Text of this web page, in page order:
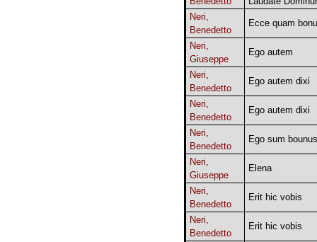
Neri,
Benedetto
Ecce quam
Neri,
Giuseppe
Ego autem
Neri,
Benedetto
Ego autem dixi
Neri,
Benedetto
Ego autem dixi
Neri,
Benedetto
Ego sum bounus
Neri,
Giuseppe
Elena
Neri,
Benedetto
Erit hic vobis
Neri,
Benedetto
Erit hic vobis